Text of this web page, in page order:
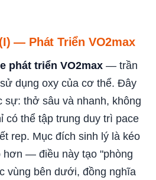
— Phát Triển VO2max
phát triển VO2max — trần
dụng oxy của cơ thể. Đây
sự: thở sâu và nhanh, không
có thể tập trung duy trì pace
rep. Mục đích sinh lý là kéo
hơn — điều này tạo "phòng
vùng bên dưới, đồng nghĩa